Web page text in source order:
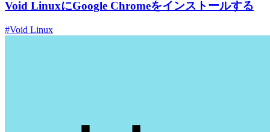
Void LinuxにGoogle Chromeをインストールする
#Void Linux